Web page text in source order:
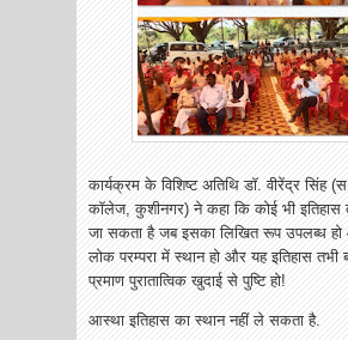
कार्यक्रम के विशिष्ट अतिथि डॉ. वीरेंद्र सिंह (स.
कॉलेज, कुशीनगर) ने कहा कि कोई भी इतिहास
जा सकता है जब इसका लिखित रूप उपलब्ध
लोक परम्परा में स्थान हो और यह इतिहास तभी
प्रमाण पुरातात्विक खुदाई से पुष्टि हो!
आस्था इतिहास का स्थान नहीं ले सकता है.